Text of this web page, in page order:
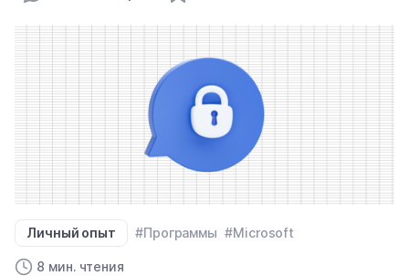
Личный опыт #Программы #Microsoft
8 мин. чтения